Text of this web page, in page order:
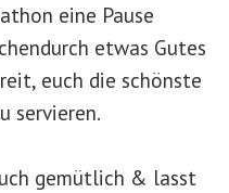
eine Pause
etwas Gutes
euch die schönste
servieren.
gemütlich & lasst